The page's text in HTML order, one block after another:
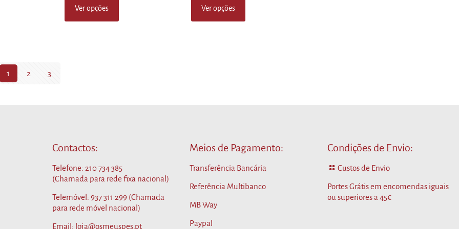
Ver opções
This
product
page
Ver opções
This
product
product
page
1 2 3
Contactos:
Telefone: 210 734 385
(Chamada para rede fixa nacional)
Telemóvel: 937 311 299(Chamada
para rede móvel nacional)
Email: loja@osmeuspes.pt
Meios de Pagamento:
Transferência Bancária
Referência Multibanco
MB Way
Paypal
Condições de Envio:
Custos de Envio
Portes Grátis em encomendas iguais
ou superiores a 45€